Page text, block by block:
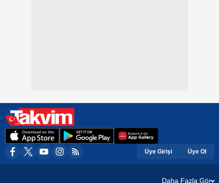
Üye Girişi Üye Ol
Daha Fazla Gör